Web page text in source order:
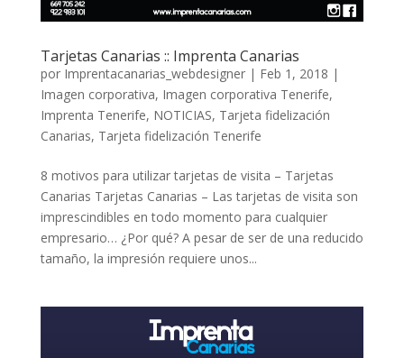
Tarjetas Canarias :: Imprenta Canarias
por Imprentacanarias_webdesigner| Feb 1, 2018 |
Imagen corporativa, Imagen corporativa Tenerife,
Imprenta Tenerife, NOTICIAS, Tarjeta fidelización
Canarias, Tarjeta fidelización Tenerife
8 motivos para utilizar tarjetas de visita – Tarjetas
Canarias Tarjetas Canarias – Las tarjetas de visita son
imprescindibles en todo momento para cualquier
empresario… ¿Por qué? A pesar de ser de una reducido
tamaño, la impresión requiere unos...